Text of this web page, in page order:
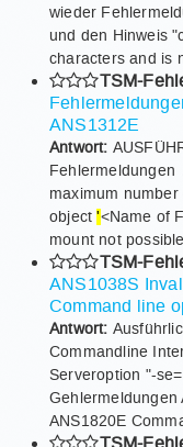
wieder
und den Hinweis
characters and is
TSM-
ANS1312E
Antwort:
Fehlermeldungen
maximum
object'<Name of
mount not
TSM-
ANS1038S
Command line
Antwort:
Commandline
Serveroption "-
ANS1820E
TSM-